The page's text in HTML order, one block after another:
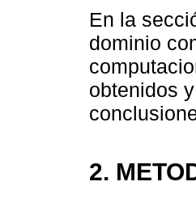
En la
dominio
obtenidos
2.